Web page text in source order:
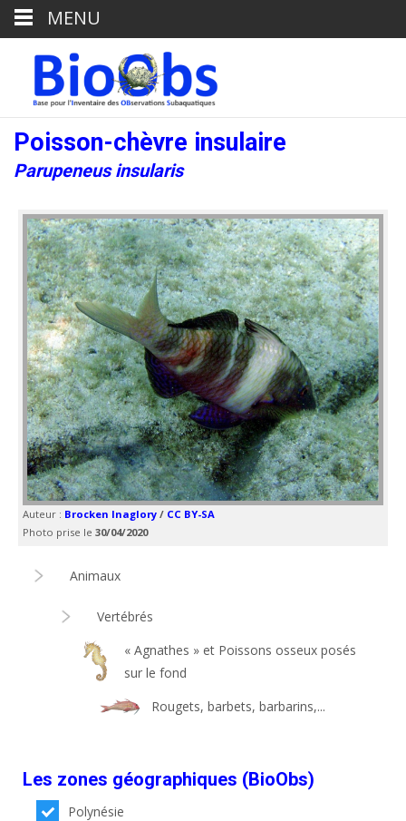
Poisson-chèvre insulaire
Parupeneus insularis
Auteur : Brocken Inaglory / CC BY-SA
Photo prise le 30/04/2020
Animaux
Vertébrés
« Agnathes » et Poissons osseux posés
sur le fond
Rougets, barbets, barbarins,...
Les zones géographiques (BioObs)
Polynésie
MENU